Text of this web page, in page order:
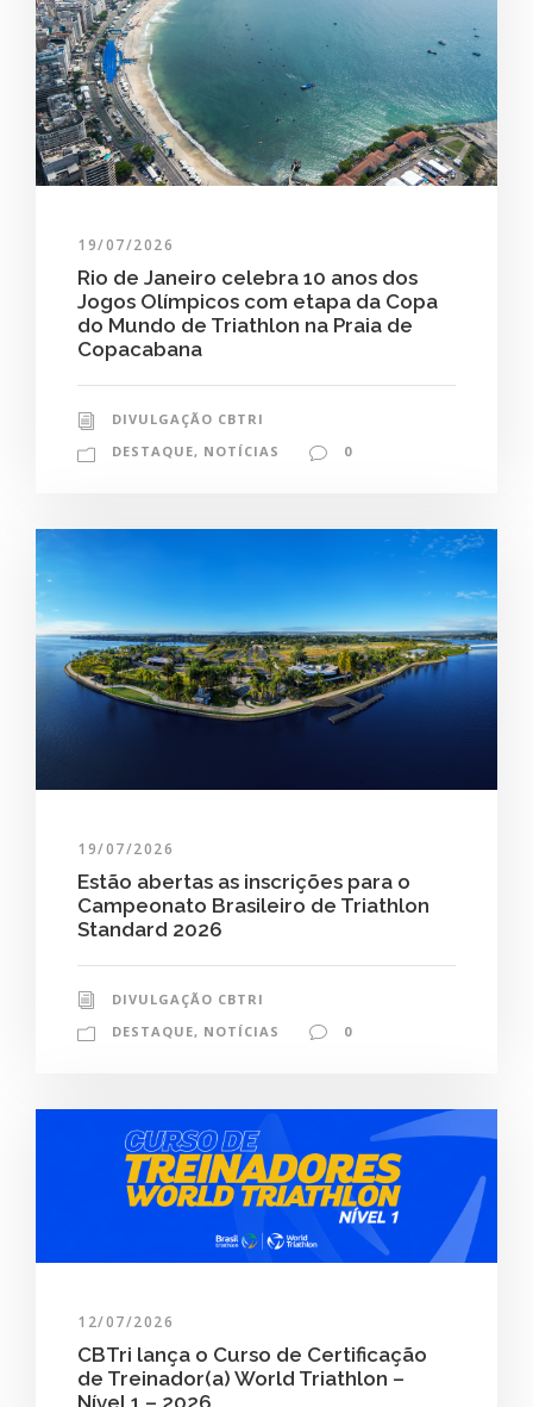
19/07/2026
Rio de Janeiro celebra 10 anos dos
Jogos Olímpicos com etapa da Copa
do Mundo de Triathlon na Praia de
Copacabana
DIVULGAÇÃO CBTRI
DESTAQUE, NOTÍCIAS 0
19/07/2026
Estão abertas as inscrições para o
Campeonato Brasileiro de Triathlon
Standard 2026
DIVULGAÇÃO CBTRI
DESTAQUE, NOTÍCIAS 0
12/07/2026
CBTri lança o Curso de Certificação
de Treinador(a) World Triathlon –